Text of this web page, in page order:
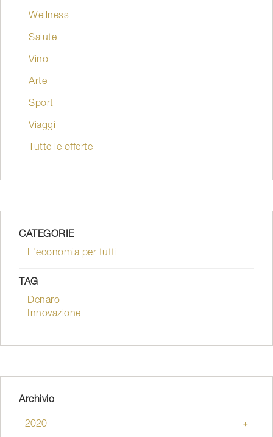
Wellness
Salute
Vino
Arte
Sport
Viaggi
Tutte le offerte
CATEGORIE
L'economia per tutti
TAG
Denaro
Innovazione
Archivio
2020